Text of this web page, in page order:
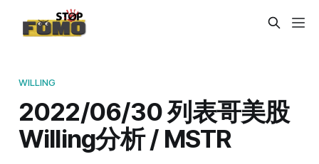
WILLING
2022/06/30 列表哥美股
Willing分析 / MSTR